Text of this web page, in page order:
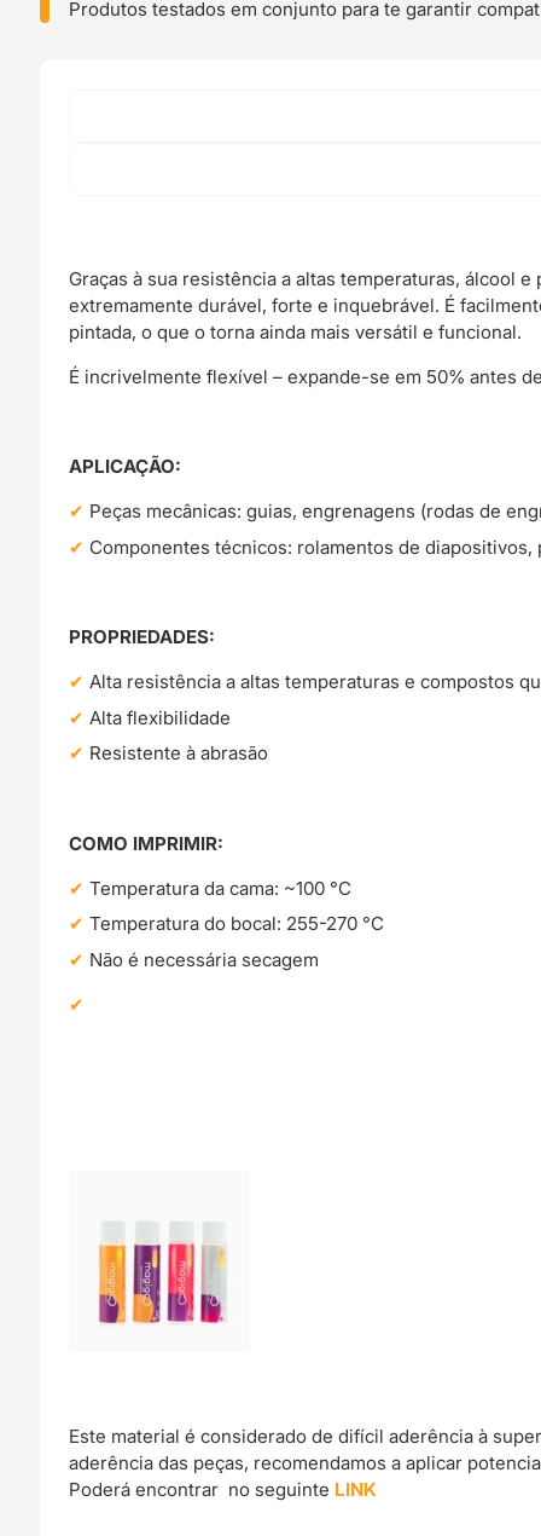
Produtos testados em conjunto para te garantir
Graças à sua resistência a altas temperaturas, álcool
extremamente durável, forte e inquebrável. É
pintada, o que o torna ainda mais versátil e funcional.
É incrivelmente flexível – expande-se em 50% antes
APLICAÇÃO:
Peças mecânicas: guias, engrenagens (rodas de
Componentes técnicos: rolamentos de diapositivos,
PROPRIEDADES:
Alta resistência a altas temperaturas e compostos
Alta flexibilidade
Resistente à abrasão
COMO IMPRIMIR:
Temperatura da cama: ~100 °C
Temperatura do bocal: 255-270 °C
Não é necessária secagem
Este material é considerado de difícil aderência à
aderência das peças, recomendamos a aplicar
Poderá encontrar no seguinte LINK